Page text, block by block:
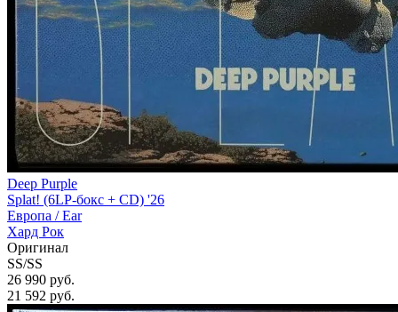
Deep Purple
Splat! (6LP-бокс + CD) '26
Европа /Ear
Хард Рок
Оригинал
SS/SS
26 990 руб.
21 592 руб.